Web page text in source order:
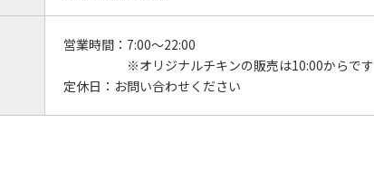
営業時間： 7:00～22:00
※オリジナルチキンの販売は10:00からです
定休日： お問い合わせください